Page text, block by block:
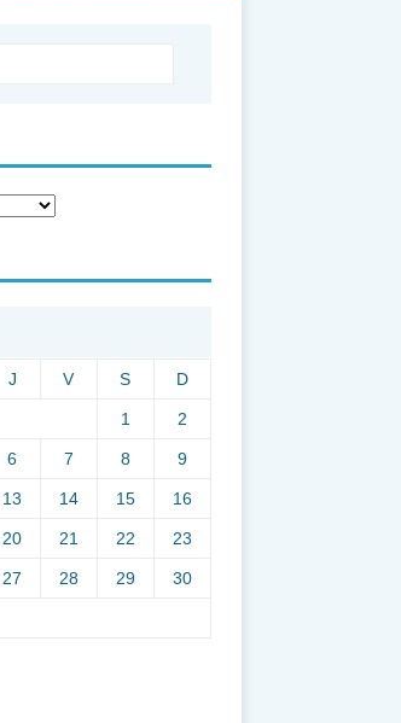
J V S D
1 2
6 7 8 9
13 14 15 16
20 21 22 23
27 28 29 30